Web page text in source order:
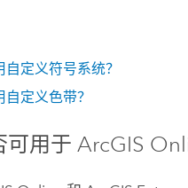
定义符号系统？
定义色带？
可用于ArcGIS